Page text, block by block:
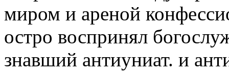
миром и ареной
остро воспринял
знавший антиуниат. и